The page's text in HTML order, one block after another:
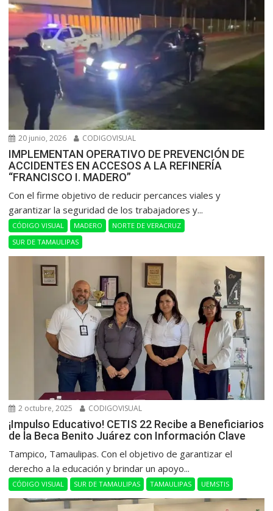
20 junio, 2026 CODIGOVISUAL
IMPLEMENTAN OPERATIVO DE PREVENCIÓN DE
ACCIDENTES EN ACCESOS A LA REFINERÍA
“FRANCISCO I. MADERO”
Con el firme objetivo de reducir percances viales y
garantizar la seguridad de los trabajadores y...
CÓDIGO VISUAL MADERO
NORTE DE VERACRUZ
SUR DE TAMAULIPAS
2 octubre, 2025 CODIGOVISUAL
¡Impulso Educativo! CETIS 22 Recibe a Beneficiarios
de la Beca Benito Juárez con Información Clave
Tampico, Tamaulipas. Con el objetivo de garantizar el
derecho a la educación y brindar un apoyo...
CÓDIGO VISUAL SUR DE TAMAULIPAS TAMAULIPAS UEMSTIS